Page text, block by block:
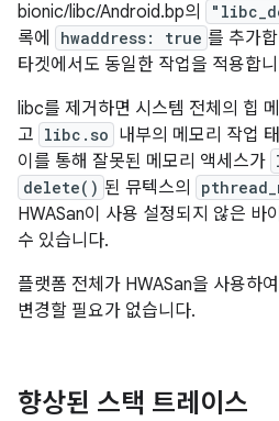
bionic/libc/Android.bp의
록에
hwaddress: true 를 추가
타겟에서도 동일한 작업을 적용합
libc를 제거하면 시스템 전체의 힙
고 libc.so 내부의 메모리 작업
이를 통해 잘못된 메모리 액세스가
delete() 된 뮤텍스의
HWASan이 사용 설정되지 않은 바
수 있습니다.
플랫폼 전체가 HWASan을 사용하
변경할 필요가 없습니다.
향상된 스택 트레이스